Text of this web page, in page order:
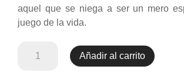
aquel que se niega a ser un mero
juego de la vida.
Banderas
Añadir al carrito